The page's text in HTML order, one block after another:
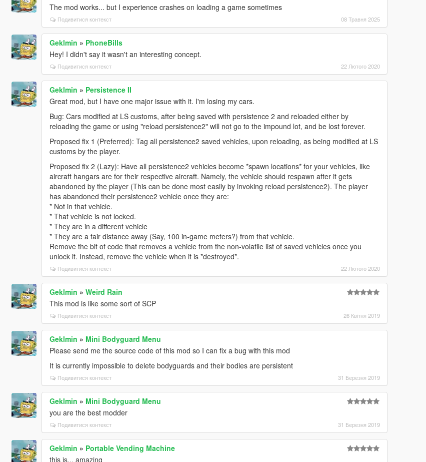
The mod works... but I experience crashes on loading a game sometimes
Подивитися контекст 08 Травня 2025
Geklmin » PhoneBills
Hey! I didn't say it wasn't an interesting concept.
Подивитися контекст 22 Лютого 2020
Geklmin » Persistence II
Great mod, but I have one major issue with it. I'm losing my cars.
Bug: Cars modified at LS customs, after being saved with persistence 2 and reloaded either by
reloading the game or using "reload persistence2" will not go to the impound lot, and be lost forever.
Proposed fix 1 (Preferred): Tag all persistence2 saved vehicles, upon reloading, as being modified at LS
customs by the player.
Proposed fix 2 (Lazy): Have all persistence2 vehicles become *spawn locations* for your vehicles, like
aircraft hangars are for their respective aircraft. Namely, the vehicle should respawn after it gets
abandoned by the player (This can be done most easily by invoking reload persistence2). The player
has abandoned their persistence2 vehicle once they are:
* Not in that vehicle.
* That vehicle is not locked.
* They are in a different vehicle
* They are a fair distance away (Say, 100 in-game meters?) from that vehicle.
Remove the bit of code that removes a vehicle from the non-volatile list of saved vehicles once you
unlock it. Instead, remove the vehicle when it is *destroyed*.
Подивитися контекст 22 Лютого 2020
Geklmin » Weird Rain
This mod is like some sort of SCP
Подивитися контекст 26 Квітня 2019
Geklmin » Mini Bodyguard Menu
Please send me the source code of this mod so I can fix a bug with this mod
It is currently impossible to delete bodyguards and their bodies are persistent
Подивитися контекст 31 Березня 2019
Geklmin » Mini Bodyguard Menu
you are the best modder
Подивитися контекст 31 Березня 2019
Geklmin » Portable Vending Machine
this is... amazing